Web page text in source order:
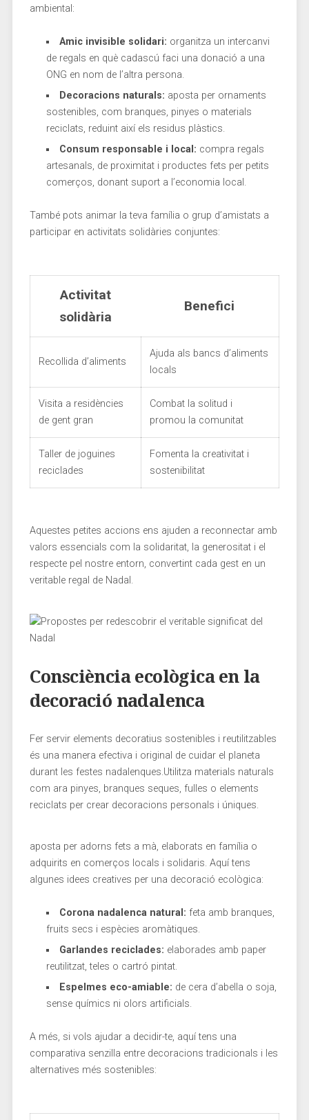
ambiental:
Amic invisible solidari: organitza‌ un intercanvi
de ⁤regals‌ en‍ què cadascú faci‍ una donació a una
ONG en ⁤nom ‌de l’altra persona.
Decoracions naturals: aposta ⁣per ornaments
sostenibles, com branques, pinyes o ⁣materials
reciclats, reduint​ així els⁢ residus plàstics.
Consum responsable i local: compra regals
artesanals, de proximitat i productes fets per‍ petits
comerços, donant suport a‍ l’economia local.
També pots animar la teva ⁤família o grup‍ d’amistats ​a
participar en activitats ⁣solidàries ‍conjuntes:
Activitat
⁣solidària
Benefici
Recollida d’aliments
Ajuda als‌ bancs d’aliments‍
locals
Visita a⁣ residències
de gent gran
Combat⁣ la solitud ‌i
promou la⁤ comunitat
Taller de joguines
reciclades
Fomenta ‍la creativitat i
⁤sostenibilitat
Aquestes⁢ petites ⁤accions ens ajuden a reconnectar amb
valors essencials com la⁤ solidaritat, la ‍generositat ⁤i el
respecte ⁣pel nostre entorn, convertint cada gest en un
veritable regal de ⁤Nadal.
Consciència ecològica⁤ en la
decoració nadalenca
Fer servir elements decoratius sostenibles‍ i ​reutilitzables
és una manera‍ efectiva i original de cuidar el planeta
‌durant les‍ festes​ nadalenques.Utilitza materials naturals
com⁤ ara pinyes,⁢ branques​ seques, fulles o elements
‍reciclats ‍per crear ​decoracions personals i úniques.
aposta per adorns ⁤fets a mà, elaborats en família o
adquirits en comerços​ locals i solidaris.⁣ Aquí tens
‌algunes idees creatives per una⁣ decoració ecològica:
Corona nadalenca natural: ‌feta amb branques,
fruits secs i espècies aromàtiques.
Garlandes ⁣reciclades: elaborades‍ amb⁢ paper
reutilitzat, teles ⁣o cartró pintat.
Espelmes eco-amiable: de cera⁤ d’abella o ​soja,
sense‍ químics ‍ni olors artificials.
A‍ més,⁣ si vols ajudar a decidir-te, ⁤aquí tens una
comparativa senzilla entre decoracions tradicionals i ⁤les
alternatives⁤ més sostenibles: